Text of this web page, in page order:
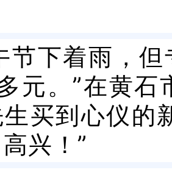
节下着雨，
元。”在黄石
买到心仪的
兴！”